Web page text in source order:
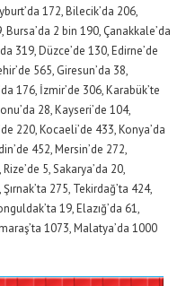
172, Bilecik’da 206,
2 bin 190, Çanakkale’da
319, Düzce’de 130, Edirne’de
565, Giresun’da 38,
176, İzmir’de 306, Karabük’te
28, Kayseri’de 104,
220, Kocaeli’de 433, Konya’da
452, Mersin’de 272,
5, Sakarya’da 20,
275, Tekirdağ’ta 424,
19, Elazığ’da 61,
1073, Malatya’da 1000